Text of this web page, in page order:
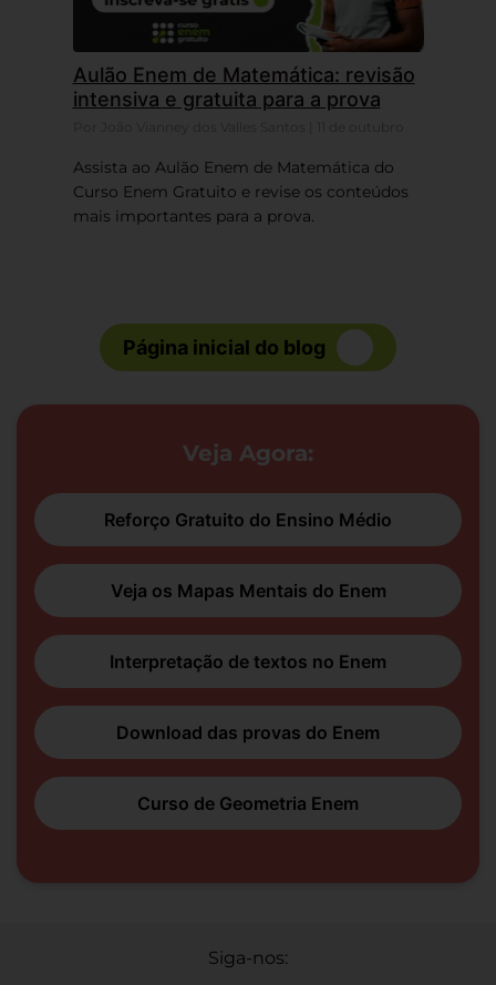
Aulão Enem de Matemática: revisão
intensiva e gratuita para a prova
Assista ao Aulão Enem de Matemática do
Curso Enem Gratuito e revise os conteúdos
mais importantes para a prova.
Página inicial do blog
Veja Agora:
Reforço Gratuito do Ensino Médio
Veja os Mapas Mentais do Enem
Interpretação de textos no Enem
Download das provas do Enem
Curso de Geometria Enem
Siga-nos: